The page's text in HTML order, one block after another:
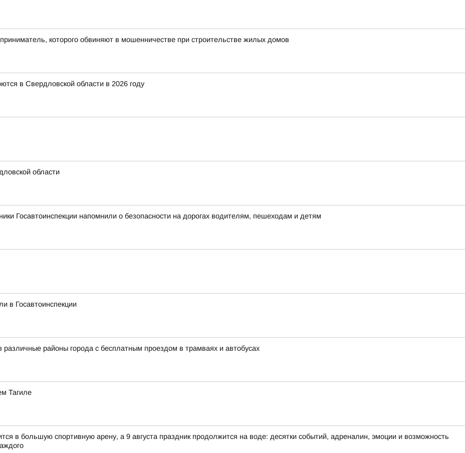
которого обвиняют в мошенничестве при строительстве жилых домов
в Свердловской области в 2026 году
области
Госавтоинспекции напомнили о безопасности на дорогах водителям, пешеходам и детям
в Госавтоинспекции
различные районы города с бесплатным проездом в трамваях и автобусах
Тагиле
в большую спортивную арену, а 9 августа праздник продолжится на воде: десятки событий, адреналин, эмоции и возможность